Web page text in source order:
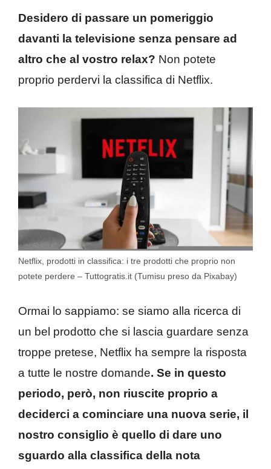
Desidero di passare un pomeriggio
davanti la televisione senza pensare ad
altro che al vostro relax? Non potete
proprio perdervi la classifica di Netflix.
Netflix, prodotti in classifica: i tre prodotti che proprio non
potete perdere – Tuttogratis.it (Tumisu preso da Pixabay)
Ormai lo sappiamo: se siamo alla ricerca di
un bel prodotto che si lascia guardare senza
troppe pretese, Netflix ha sempre la risposta
a tutte le nostre domande. Se in questo
periodo, però, non riuscite proprio a
deciderci a cominciare una nuova serie, il
nostro consiglio è quello di dare uno
sguardo alla classifica della nota